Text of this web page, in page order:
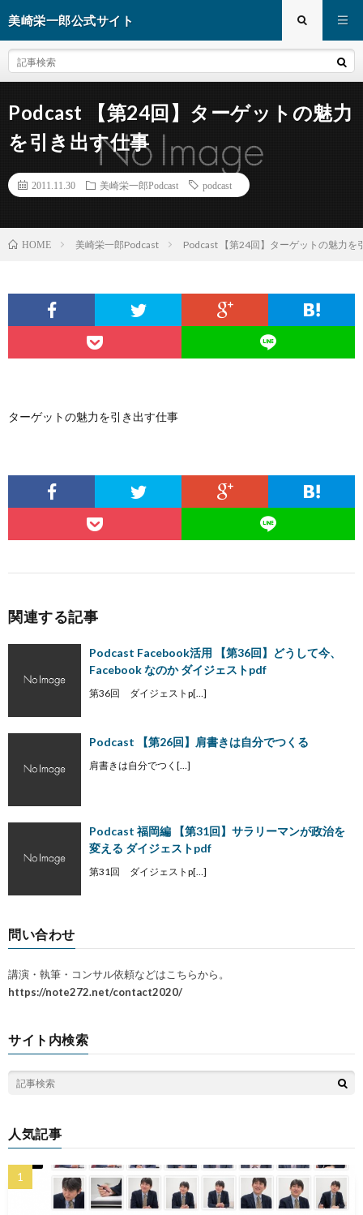
美崎栄一郎公式サイト
Podcast 【第24回】ターゲットの魅力
を引き出す仕事
2011.11.30 美崎栄一郎Podcast podcast
HOME 美崎栄一郎Podcast Podcast 【第24回】ターゲットの魅力を
ターゲットの魅力を引き出す仕事
関連する記事
Podcast Facebook活用 【第36回】どうして今、
Facebook なのか ダイジェストpdf
第36回 ダイジェストp[…]
Podcast 【第26回】肩書きは自分でつくる
肩書きは自分でつく[…]
Podcast 福岡編 【第31回】サラリーマンが政治を
変える ダイジェストpdf
第31回 ダイジェストp[…]
問い合わせ
講演・執筆・コンサル依頼などはこちらから。
https://note272.net/contact2020/
サイト内検索
人気記事